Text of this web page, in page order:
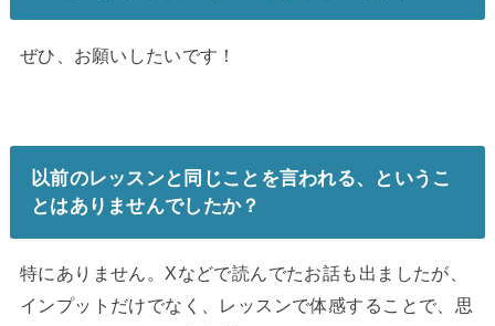
ぜひ、お願いしたいです！
以前のレッスンと同じことを言われる、
というこ
とはありませんでしたか？
特にありません。Xなどで読んでたお話も出ましたが、
インプットだけでなく、レッスンで体感することで、 思